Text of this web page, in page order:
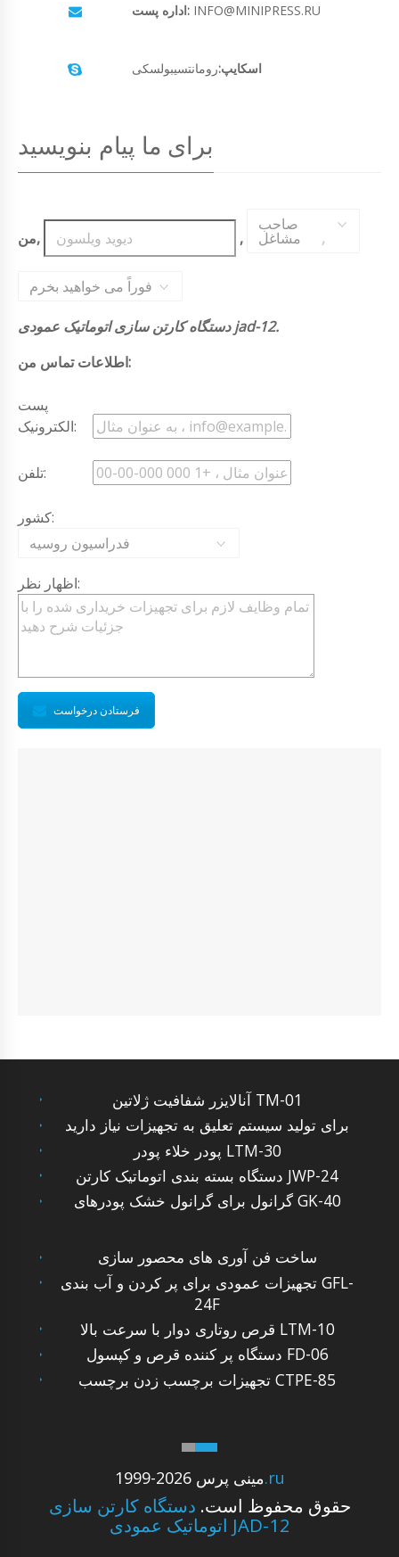
اداره پست: INFO@MINIPRESS.RU
اسکایپ:رومانتسیبولسکی
برای ما پیام بنویسید
من, ,
صاحب
مشاغل ,
فوراً می خواهید بخرم
دستگاه کارتن سازی اتوماتیک عمودی jad-12.
اطلاعات تماس من:
پست
الکترونیک:
تلفن:
کشور:
فدراسیون روسیه
اظهار نظر:
فرستادن درخواست
آنالایزر شفافیت ژلاتین TM-01
برای تولید سیستم تعلیق به تجهیزات نیاز دارید
پودر خلاء پودر LTM-30
دستگاه بسته بندی اتوماتیک کارتن JWP-24
گرانول برای گرانول خشک پودرهای GK-40
1999-2026 مینی پرس.ru
حقوق محفوظ است. دستگاه کارتن سازی
اتوماتیک عمودی JAD-12
ساخت فن آوری های محصور سازی
تجهیزات عمودی برای پر کردن و آب بندی GFL-
24F
قرص روتاری دوار با سرعت بالا LTM-10
دستگاه پر کننده قرص و کپسول FD-06
تجهیزات برچسب زدن برچسب CTPE-85